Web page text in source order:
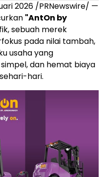
2026 /PRNewswire/ —
"AntOn by
sebuah merek
pada nilai tambah,
usaha yang
dan hemat biaya
hari.